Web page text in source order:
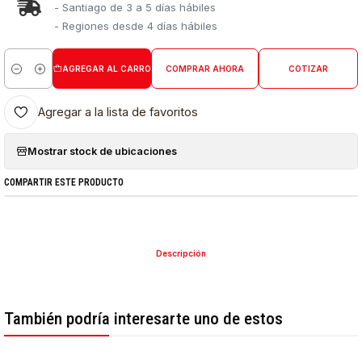
- Santiago de 3 a 5 días hábiles
- Regiones desde 4 días hábiles
Cantidad
AGREGAR AL CARRO COMPRAR AHORA COTIZAR
Agregar a la lista de favoritos
Mostrar stock de ubicaciones
COMPARTIR ESTE PRODUCTO
Descripción
También podría interesarte uno de estos